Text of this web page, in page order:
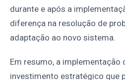
durante e após a
diferença na resolução de
adaptação ao novo sistema.
Em resumo, a implementação
investimento estratégico que